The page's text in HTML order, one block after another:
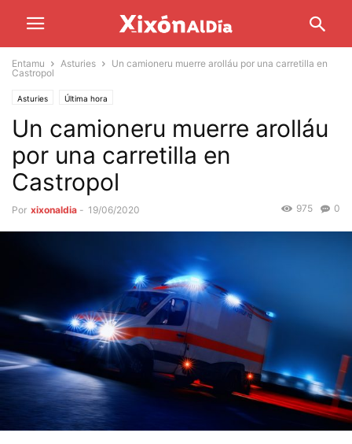
Entamu Asturies
Un camioneru muerre arolláu por una carretilla en
Castropol
Asturies Última hora
Un camioneru muerre arolláu
por una carretilla en
Castropol
Por xixonaldia - 19/06/2020 0
975